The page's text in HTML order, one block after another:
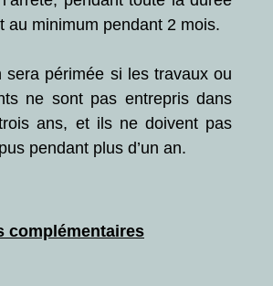
au minimum pendant 2 mois.
sera périmée si les travaux ou
ne sont pas entrepris dans
ans, et ils ne doivent pas
pendant plus d’un an.
complémentaires